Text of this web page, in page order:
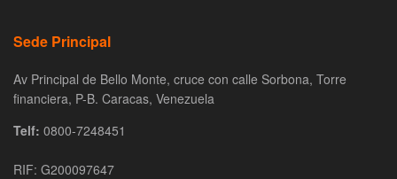
Sede Principal
Av Principal de Bello Monte, cruce con calle Sorbona, Torre
financiera, P-B. Caracas, Venezuela
Telf: 0800-7248451
RIF: G200097647